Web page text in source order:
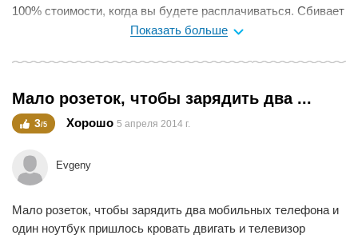
100% стоимости, когда вы будете расплачиваться. Сбивает
с толку.Номер superior действительно огромный. Высокие
создает впечатление старинного особняка. Огромная
унитазом. Всё отделено перегородками. Бесплатная
парковка как на территории отеля, так и на прилежащей
Мне нравится
Показать больше
Мало розеток, чтобы зарядить два ...
3/5 Хорошо 5 апреля 2014 г.
Evgeny
Мало розеток, чтобы зарядить два мобильных телефона и
один ноутбук пришлось кровать двигать и телевизор